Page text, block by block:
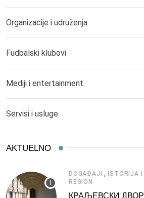
Organizacije i udruženja
Fudbalski klubovi
Mediji i entertainment
Servisi i usluge
AKTUELNO
DOGAĐAJI , ISTORIJA
REGION
КРАЉЕВСКИ